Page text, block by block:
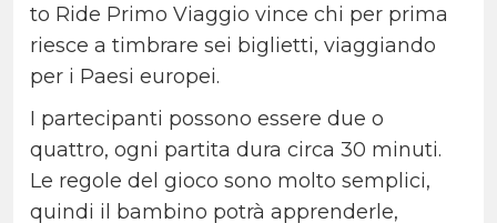
to Ride Primo Viaggio vince chi per prima
riesce a timbrare sei biglietti, viaggiando
per i Paesi europei.
I partecipanti possono essere due o
quattro, ogni partita dura circa 30 minuti.
Le regole del gioco sono molto semplici,
quindi il bambino potrà apprenderle,